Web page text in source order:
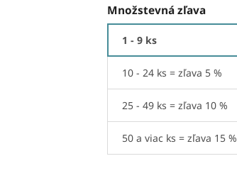
Množstevná zľava
1 - 9 ks
10 - 24 ks = zľava 5 %
25 - 49 ks = zľava 10 %
50 a viac ks = zľava 15 %